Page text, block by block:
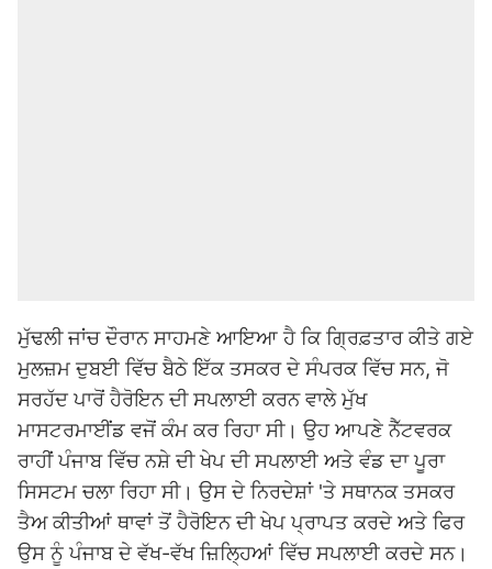
ਮੁੱਢਲੀ ਜਾਂਚ ਦੌਰਾਨ ਸਾਹਮਣੇ ਆਇਆ ਹੈ ਕਿ ਗ੍ਰਿਫ਼ਤਾਰ ਕੀਤੇ ਗਏ
ਮੁਲਜ਼ਮ ਦੁਬਈ ਵਿੱਚ ਬੈਠੇ ਇੱਕ ਤਸਕਰ ਦੇ ਸੰਪਰਕ ਵਿੱਚ ਸਨ, ਜੋ
ਸਰਹੱਦ ਪਾਰੋਂ ਹੈਰੋਇਨ ਦੀ ਸਪਲਾਈ ਕਰਨ ਵਾਲੇ ਮੁੱਖ
ਮਾਸਟਰਮਾਈਂਡ ਵਜੋਂ ਕੰਮ ਕਰ ਰਿਹਾ ਸੀ। ਉਹ ਆਪਣੇ ਨੈੱਟਵਰਕ
ਰਾਹੀਂ ਪੰਜਾਬ ਵਿੱਚ ਨਸ਼ੇ ਦੀ ਖੇਪ ਦੀ ਸਪਲਾਈ ਅਤੇ ਵੰਡ ਦਾ ਪੂਰਾ
ਸਿਸਟਮ ਚਲਾ ਰਿਹਾ ਸੀ। ਉਸ ਦੇ ਨਿਰਦੇਸ਼ਾਂ 'ਤੇ ਸਥਾਨਕ ਤਸਕਰ
ਤੈਅ ਕੀਤੀਆਂ ਥਾਵਾਂ ਤੋਂ ਹੈਰੋਇਨ ਦੀ ਖੇਪ ਪ੍ਰਾਪਤ ਕਰਦੇ ਅਤੇ ਫਿਰ
ਉਸ ਨੂੰ ਪੰਜਾਬ ਦੇ ਵੱਖ-ਵੱਖ ਜ਼ਿਲ੍ਹਿਆਂ ਵਿੱਚ ਸਪਲਾਈ ਕਰਦੇ ਸਨ।